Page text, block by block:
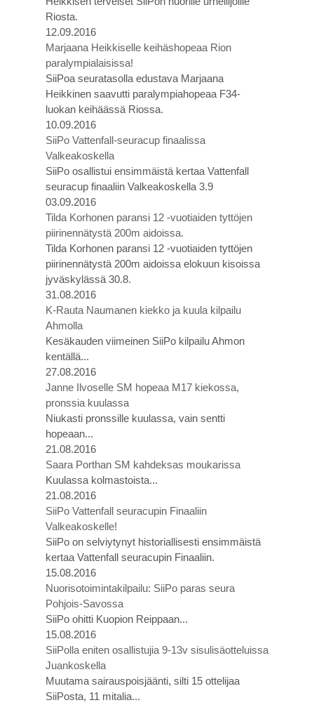
Riosta.
12.09.2016
Marjaana Heikkiselle keihäshopeaa Rion
paralympialaisissa!
SiiPoa seuratasolla edustava Marjaana
Heikkinen saavutti paralympiahopeaa F34-
luokan keihäässä Riossa.
10.09.2016
SiiPo Vattenfall-seuracup finaalissa
Valkeakoskella
SiiPo osallistui ensimmäistä kertaa Vattenfall
seuracup finaaliin Valkeakoskella 3.9
03.09.2016
Tilda Korhonen paransi 12 -vuotiaiden tyttöjen
piirinennätystä 200m aidoissa.
Tilda Korhonen paransi 12 -vuotiaiden tyttöjen
piirinennätystä 200m aidoissa elokuun kisoissa
jyväskylässä 30.8.
31.08.2016
K-Rauta Naumanen kiekko ja kuula kilpailu
Ahmolla
Kesäkauden viimeinen SiiPo kilpailu Ahmon
kentällä...
27.08.2016
Janne Ilvoselle SM hopeaa M17 kiekossa,
pronssia kuulassa
Niukasti pronssille kuulassa, vain sentti
hopeaan...
21.08.2016
Saara Porthan SM kahdeksas moukarissa
Kuulassa kolmastoista...
21.08.2016
SiiPo Vattenfall seuracupin Finaaliin
Valkeakoskelle!
SiiPo on selviytynyt historiallisesti ensimmäistä
kertaa Vattenfall seuracupin Finaaliin.
15.08.2016
Nuorisotoimintakilpailu: SiiPo paras seura
Pohjois-Savossa
SiiPo ohitti Kuopion Reippaan...
15.08.2016
SiiPolla eniten osallistujia 9-13v sisulisäotteluissa
Juankoskella
Muutama sairauspoisjäänti, silti 15 ottelijaa
SiiPosta, 11 mitalia...